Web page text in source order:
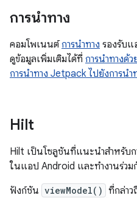
การนำทาง
คอมโพเนนต์การนำทาง รองรับ
ดูข้อมูลเพิ่มเติมได้ที่ การนำทางด้
การนำทาง Jetpack ไปยังการน
Hilt
Hilt เป็นโซลูชันที่แนะนำสำหรับ
ในแอป Android และทำงานร่วม
ฟังก์ชัน viewModel() ที่กล่าว